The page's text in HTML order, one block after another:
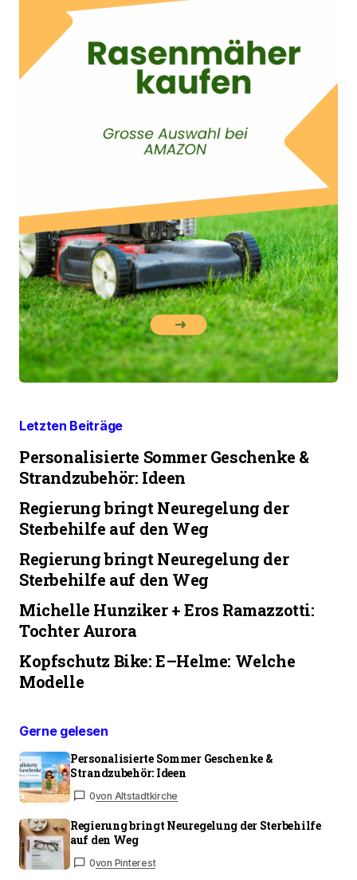
Letzten Beiträge
Personalisierte Sommer Geschenke &
Strandzubehör: Ideen
Regierung bringt Neuregelung der
Sterbehilfe auf den Weg
Regierung bringt Neuregelung der
Sterbehilfe auf den Weg
Michelle Hunziker + Eros Ramazzotti:
Tochter Aurora
Kopfschutz Bike: E–Helme: Welche
Modelle
Gerne gelesen
Personalisierte Sommer Geschenke &
Strandzubehör: Ideen
0von Altstadtkirche
Regierung bringt Neuregelung der Sterbehilfe
auf den Weg
0von Pinterest